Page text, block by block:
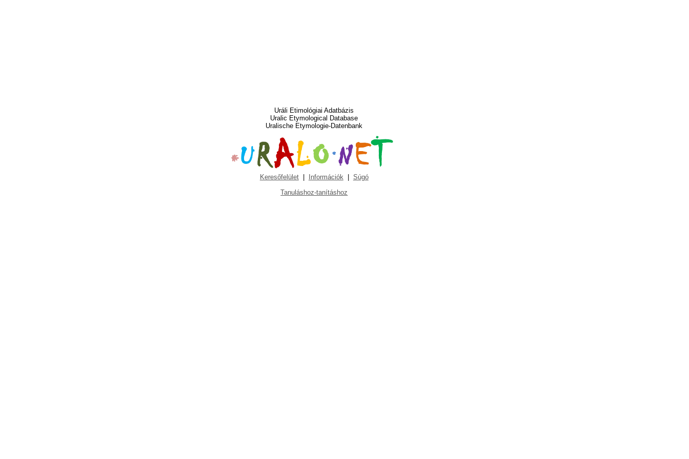
Uráli Etimológiai Adatbázis
Uralic Etymological Database
Uralische Etymologie-Datenbank
Keresőfelület| Információk| Súgó
Tanuláshoz-tanításhoz